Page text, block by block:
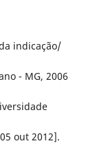
indicação/
- MG, 2006
out 2012].